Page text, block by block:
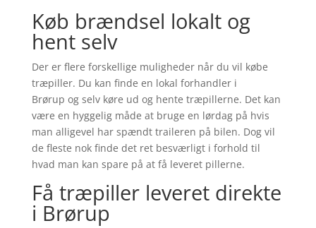
Køb brændsel lokalt og
hent selv
Der er flere forskellige muligheder når du vil købe
træpiller. Du kan finde en lokal forhandler i
Brørup og selv køre ud og hente træpillerne. Det kan
være en hyggelig måde at bruge en lørdag på hvis
man alligevel har spændt traileren på bilen. Dog vil
de fleste nok finde det ret besværligt i forhold til
hvad man kan spare på at få leveret pillerne.
Få træpiller leveret direkte
i Brørup